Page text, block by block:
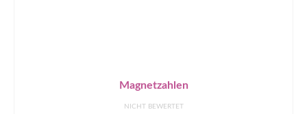
Magnetzahlen
NICHT BEWERTET